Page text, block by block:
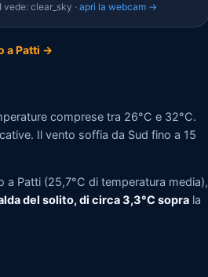
vede: clear_sky · apri la webcam →
a Patti →
comprese tra 26°C e 32°C.
Il vento soffia da Sud fino a 15
Patti (25,7°C di temperatura media),
del solito, di circa 3,3°C sopra la